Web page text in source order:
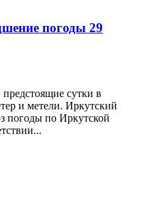
погоды 29
сутки в
и метели. Иркутский
погоды по Иркутской